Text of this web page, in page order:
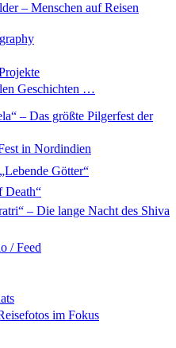
– Menschen auf Reisen
Geschichten …
– Das größte Pilgerfest der
in Nordindien
Götter“
Death“
– Die lange Nacht des Shiva
/ Feed
im Fokus